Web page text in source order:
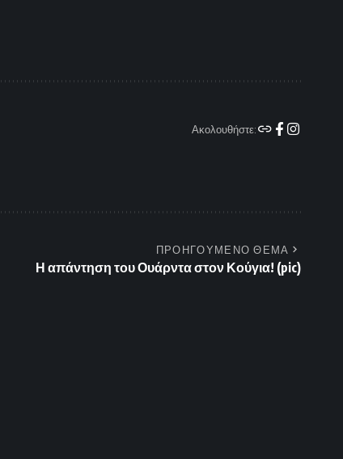
Ακολουθήστε:
ΠΡΟΗΓΟΥΜΕΝΟ ΘΕΜΑ
Η απάντηση του Ουάρντα στον Κούγια! (pic)